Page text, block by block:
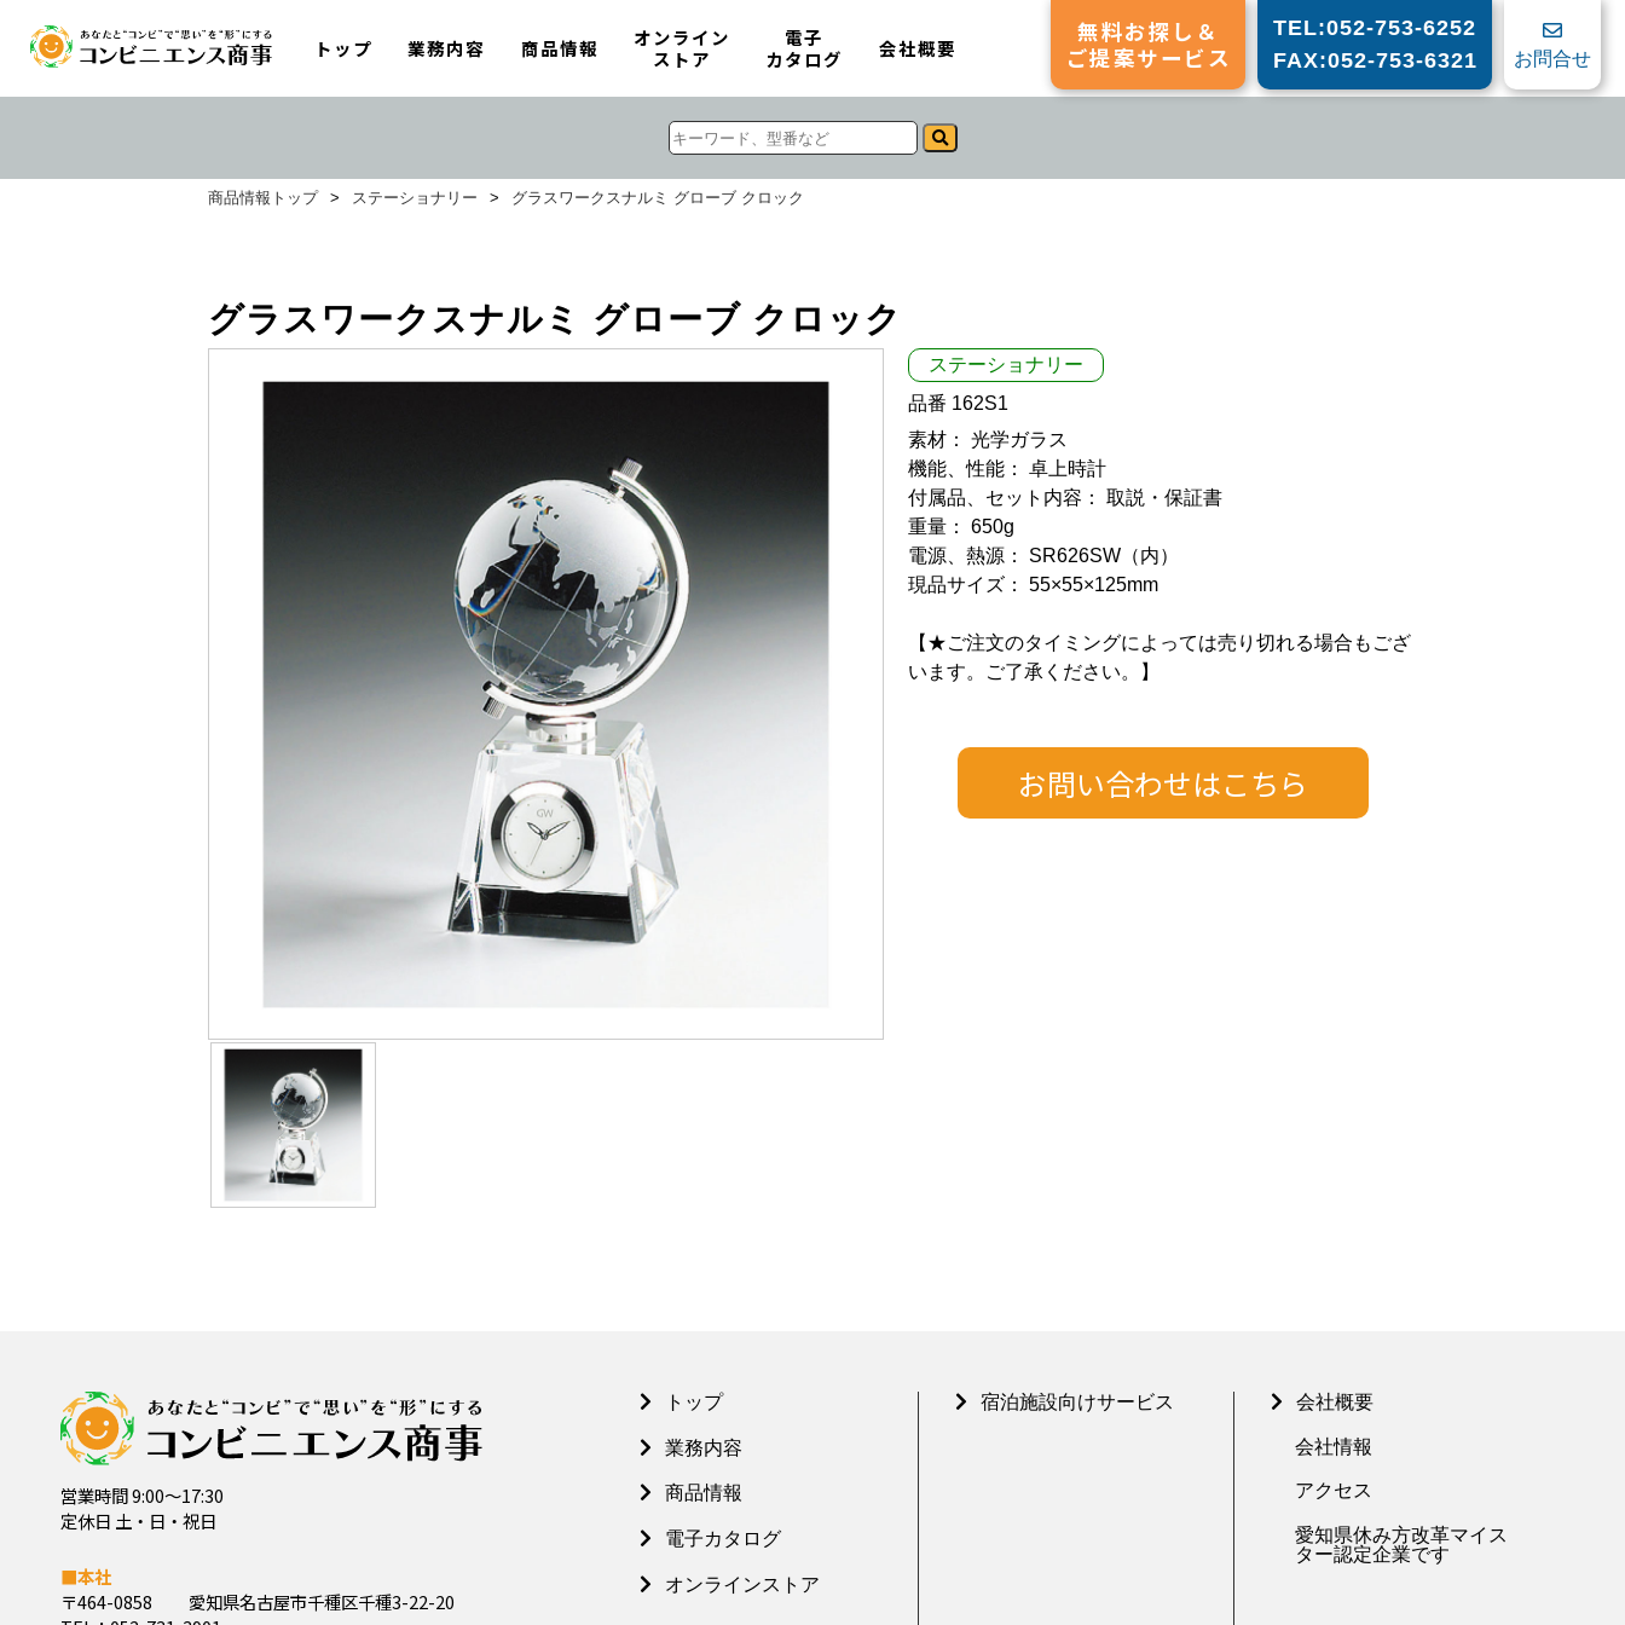
トップ 業務内容 商品情報
オンライン
ストア
電子
カタログ
会社概要
無料お探し＆
ご提案サービス
TEL:052-753-6252
FAX:052-753-6321
お問合せ
商品情報トップ > ステーショナリー > グラスワークスナルミ グローブ クロック
グラスワークスナルミ グローブ クロック
ステーショナリー
品番 162S1
素材： 光学ガラス
機能、性能： 卓上時計
付属品、セット内容： 取説・保証書
重量： 650g
電源、熱源： SR626SW（内）
現品サイズ： 55×55×125mm
【★ご注文のタイミングによっては売り切れる場合もござ
います。ご了承ください。】
営業時間 9:00～17:30
定休日 土・日・祝日
■本社
〒464-0858
愛知県名古屋市千種区千種3-22-20
トップ
業務内容
商品情報
電子カタログ
オンラインストア
宿泊施設向けサービス 会社概要
会社情報
アクセス
愛知県休み方改革マイス
ター認定企業です